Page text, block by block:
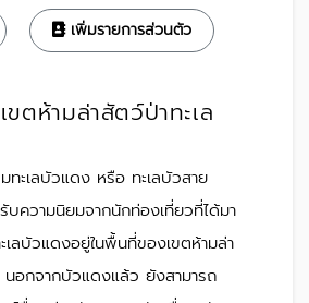
เพิ่มรายการส่วนตัว
ตห้ามล่าสัตว์ป่าทะเล
ทะเลบัวแดง หรือ ทะเลบัวสาย
บความนิยมจากนักท่องเที่ยวที่ได้มา
เลบัวแดงอยู่ในพื้นที่ของเขตห้ามล่า
นอกจากบัวแดงแล้ว ยังสามารถ